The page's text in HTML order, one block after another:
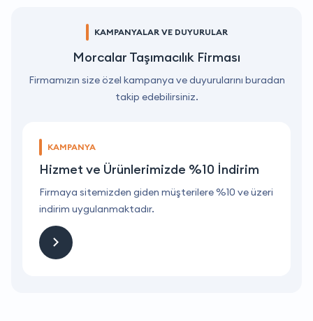
KAMPANYALAR VE DUYURULAR
Morcalar Taşımacılık Firması
Firmamızın size özel kampanya ve duyurularını buradan
takip edebilirsiniz.
KAMPANYA
Hizmet ve Ürünlerimizde %10 İndirim
Firmaya sitemizden giden müşterilere %10 ve üzeri
indirim uygulanmaktadır.